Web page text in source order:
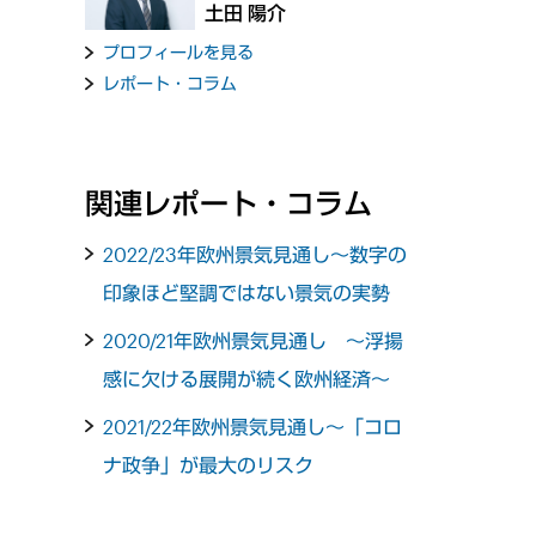
土田 陽介
プロフィールを見る
レポート・コラム
関連レポート・コラム
2022/23年欧州景気見通し～数字の
印象ほど堅調ではない景気の実勢
2020/21年欧州景気見通し ～浮揚
感に欠ける展開が続く欧州経済～
2021/22年欧州景気見通し～「コロ
ナ政争」が最大のリスク